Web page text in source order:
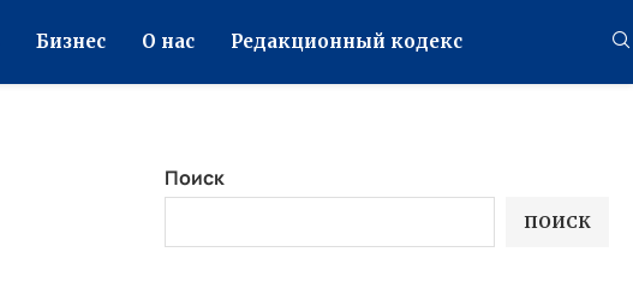
Бизнес О нас Редакционный кодекс
Поиск
ПОИСК